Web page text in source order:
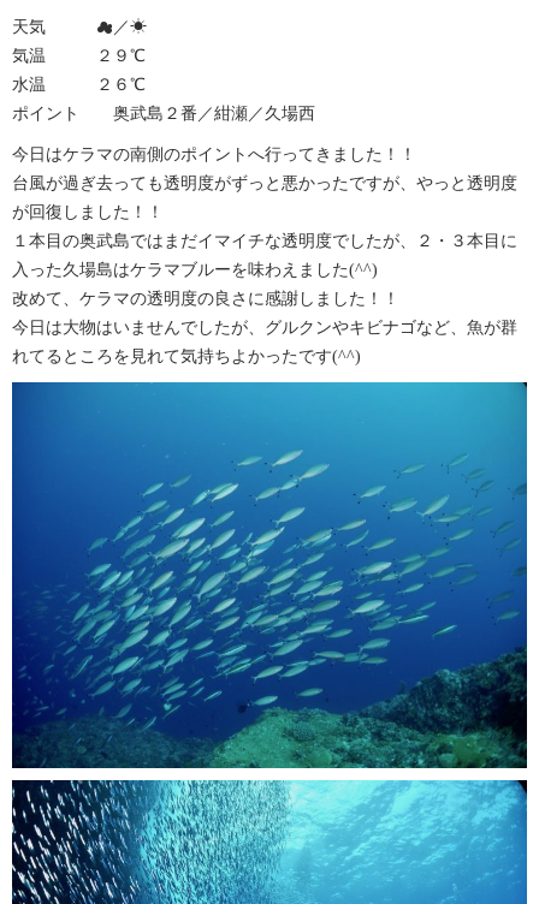
天気 ☁︎／☀︎
気温 ２９℃
水温 ２６℃
ポイント 奥武島２番／紺瀬／久場西
今日はケラマの南側のポイントへ行ってきました！！
台風が過ぎ去っても透明度がずっと悪かったですが、やっと透明度
が回復しました！！
１本目の奥武島ではまだイマイチな透明度でしたが、２・３本目に
入った久場島はケラマブルーを味わえました(^^)
改めて、ケラマの透明度の良さに感謝しました！！
今日は大物はいませんでしたが、グルクンやキビナゴなど、魚が群
れてるところを見れて気持ちよかったです(^^)